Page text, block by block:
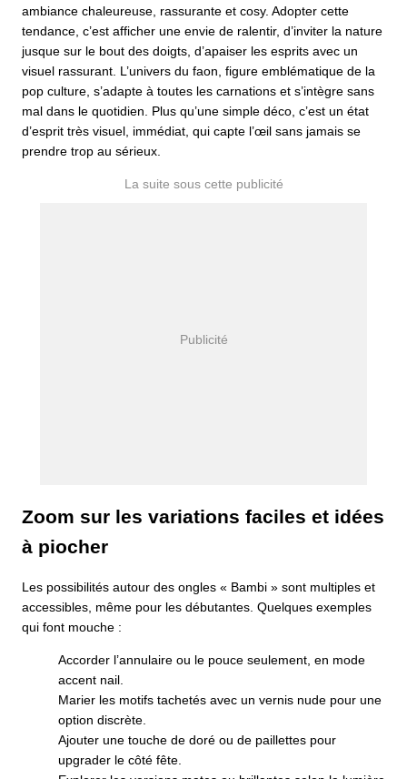
ambiance chaleureuse, rassurante et cosy. Adopter cette
tendance, c’est afficher une envie de ralentir, d’inviter la nature
jusque sur le bout des doigts, d’apaiser les esprits avec un
visuel rassurant. L’univers du faon, figure emblématique de la
pop culture, s’adapte à toutes les carnations et s’intègre sans
mal dans le quotidien. Plus qu’une simple déco, c’est un état
d’esprit très visuel, immédiat, qui capte l’œil sans jamais se
prendre trop au sérieux.
Zoom sur les variations faciles et idées
à piocher
Les possibilités autour des ongles « Bambi » sont multiples et
accessibles, même pour les débutantes. Quelques exemples
qui font mouche :
Accorder l’annulaire ou le pouce seulement, en mode
accent nail.
Marier les motifs tachetés avec un vernis nude pour une
option discrète.
Ajouter une touche de doré ou de paillettes pour
upgrader le côté fête.